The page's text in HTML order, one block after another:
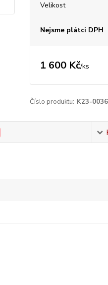
Velikost
Nejsme plátci DPH
1 600 Kč/ks
Číslo produktu: K23-